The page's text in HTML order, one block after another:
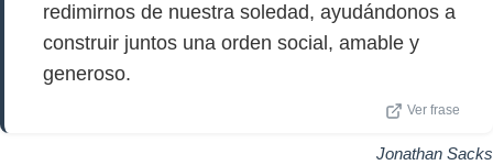
redimirnos de nuestra soledad, ayudándonos a
construir juntos una orden social, amable y
generoso.
Ver frase
Jonathan Sacks